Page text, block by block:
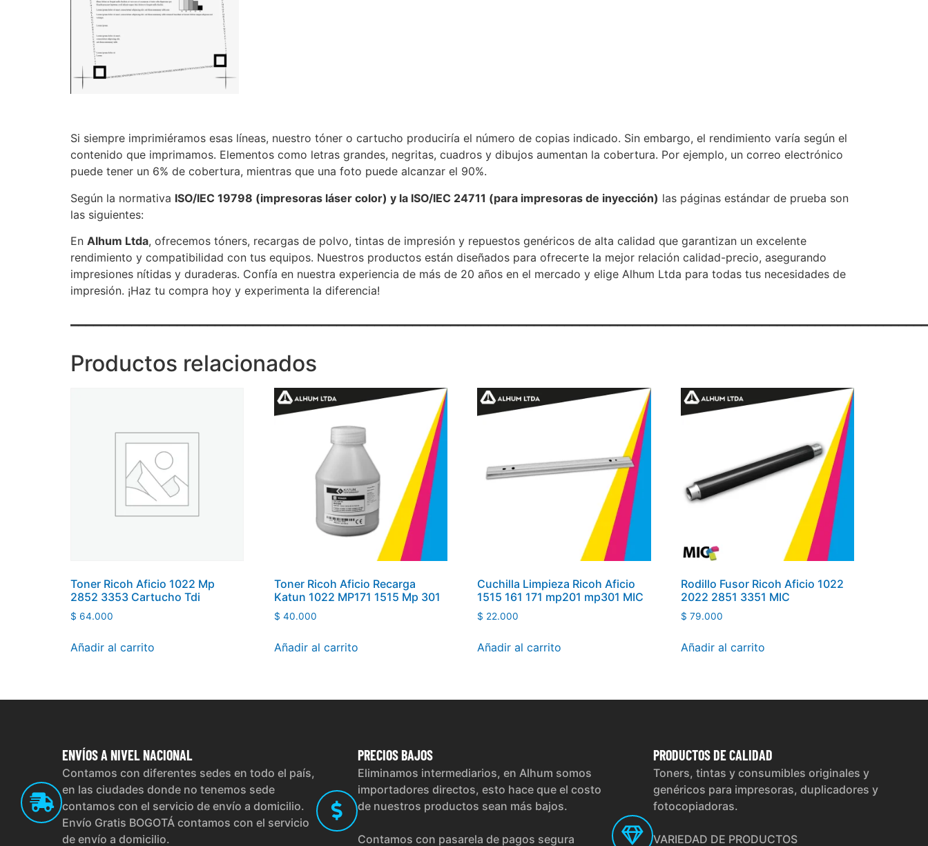
Si siempre imprimiéramos esas líneas, nuestro tóner o cartucho produciría el número de copias indicado. Sin embargo, el rendimiento varía según el
contenido que imprimamos. Elementos como letras grandes, negritas, cuadros y dibujos aumentan la cobertura. Por ejemplo, un correo electrónico
puede tener un 6% de cobertura, mientras que una foto puede alcanzar el 90%.
Según la normativa ISO/IEC 19798 (impresoras láser color) y la ISO/IEC 24711 (para impresoras de inyección) las páginas estándar de prueba son
las siguientes:
En Alhum Ltda, ofrecemos tóners, recargas de polvo, tintas de impresión y repuestos genéricos de alta calidad que garantizan un excelente
rendimiento y compatibilidad con tus equipos. Nuestros productos están diseñados para ofrecerte la mejor relación calidad-precio, asegurando
impresiones nítidas y duraderas. Confía en nuestra experiencia de más de 20 años en el mercado y elige Alhum Ltda para todas tus necesidades de
impresión. ¡Haz tu compra hoy y experimenta la diferencia!
Productos relacionados
Toner Ricoh Aficio 1022 Mp
2852 3353 Cartucho Tdi
$ 64.000
Añadir al carrito
Toner Ricoh Aficio Recarga
Katun 1022 MP171 1515 Mp 301
$ 40.000
Añadir al carrito
Cuchilla Limpieza Ricoh Aficio
1515 161 171 mp201 mp301 MIC
$ 22.000
Añadir al carrito
Rodillo Fusor Ricoh Aficio 1022
2022 2851 3351 MIC
$ 79.000
Añadir al carrito
ENVÍOSA NIVEL NACIONAL
Contamos con diferentes sedes en todo el país,
en las ciudades donde no tenemos sede
contamos con el servicio de envío a domicilio.
Envío Gratis BOGOTÁ contamos con el servicio
de envío a domicilio.
PRECIOSBAJOS
Eliminamos intermediarios, en Alhum somos
importadores directos, esto hace que el costo
de nuestros productos sean más bajos.
Contamos con pasarela de pagos segura
PRODUCTOSDE CALIDAD
Toners, tintas y consumibles originales y
genéricos para impresoras, duplicadores y
fotocopiadoras.
VARIEDAD DE PRODUCTOS